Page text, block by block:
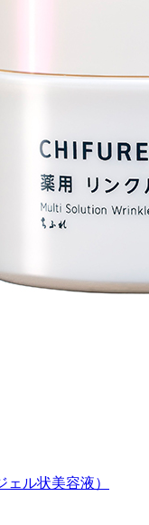
ル状美容液）